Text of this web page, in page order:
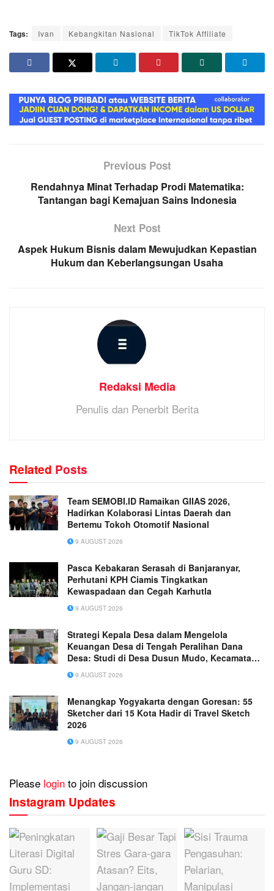
Tags: Ivan Kebangkitan Nasional TikTok Affiliate
Previous Post
Rendahnya Minat Terhadap Prodi Matematika:
Tantangan bagi Kemajuan Sains Indonesia
Next Post
Aspek Hukum Bisnis dalam Mewujudkan Kepastian
Hukum dan Keberlangsungan Usaha
Redaksi Media
Penulis dan Penerbit Berita
Related Posts
Team SEMOBI.ID Ramaikan GIIAS 2026,
Hadirkan Kolaborasi Lintas Daerah dan
Bertemu Tokoh Otomotif Nasional
9 AUGUST 2026
Pasca Kebakaran Serasah di Banjaranyar,
Perhutani KPH Ciamis Tingkatkan
Kewaspadaan dan Cegah Karhutla
9 AUGUST 2026
Strategi Kepala Desa dalam Mengelola
Keuangan Desa di Tengah Peralihan Dana
Desa: Studi di Desa Dusun Mudo, Kecamatan
Taman Rajo
9 AUGUST 2026
Menangkap Yogyakarta dengan Goresan: 55
Sketcher dari 15 Kota Hadir di Travel Sketch
2026
9 AUGUST 2026
Please login to join discussion
Instagram Updates